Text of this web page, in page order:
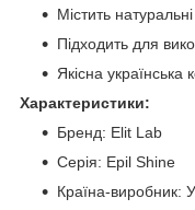
Містить
Підходить для
Якісна українська
Характеристики:
Бренд: Elit Lab
Серія: Epil Shine
Країна-виробник: